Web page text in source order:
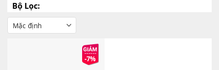
Bộ Lọc:
-7%